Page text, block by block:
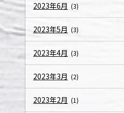
2023年6月 (3)
2023年5月 (3)
2023年4月 (3)
2023年3月 (2)
2023年2月 (1)